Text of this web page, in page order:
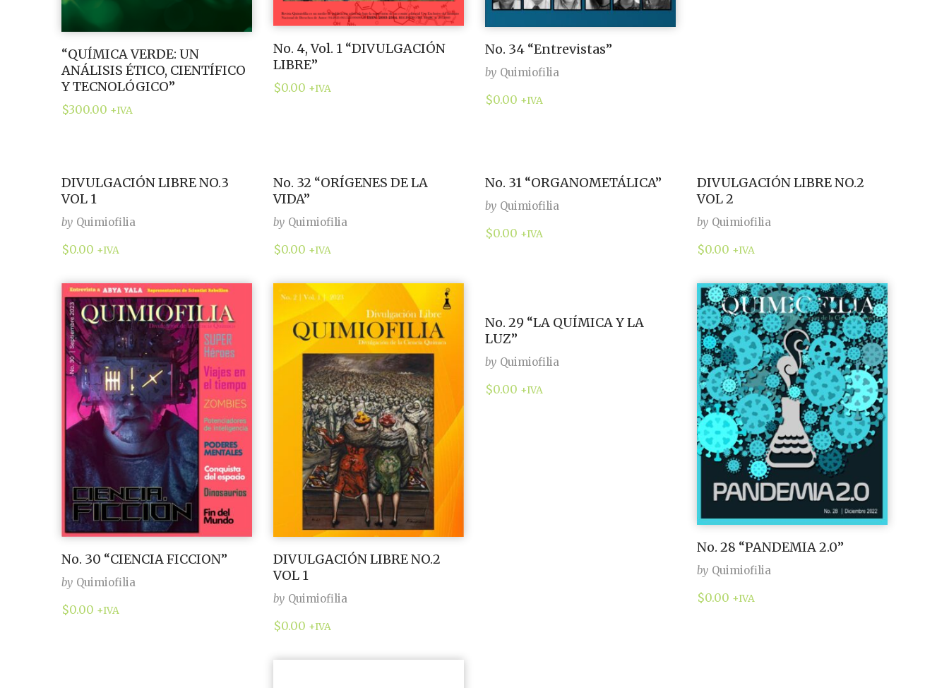
“QUÍMICA VERDE: UN
ANÁLISIS ÉTICO, CIENTÍFICO
Y TECNOLÓGICO”
$300.00 +IVA
No. 4, Vol. 1 “DIVULGACIÓN
LIBRE”
$0.00 +IVA
No. 34 “Entrevistas”
by Quimiofilia
$0.00 +IVA
DIVULGACIÓN LIBRE NO.3
VOL 1
by Quimiofilia
$0.00 +IVA
No. 32 “ORÍGENES DE LA
VIDA”
by Quimiofilia
$0.00 +IVA
No. 31 “ORGANOMETÁLICA”
by Quimiofilia
$0.00 +IVA
DIVULGACIÓN LIBRE NO.2
VOL 2
by Quimiofilia
$0.00 +IVA
No. 30 “CIENCIA FICCION”
by Quimiofilia
$0.00 +IVA
DIVULGACIÓN LIBRE NO.2
VOL 1
by Quimiofilia
$0.00 +IVA
No. 29 “LA QUÍMICA Y LA
LUZ”
by Quimiofilia
$0.00 +IVA
No. 28 “PANDEMIA 2.0”
by Quimiofilia
$0.00 +IVA